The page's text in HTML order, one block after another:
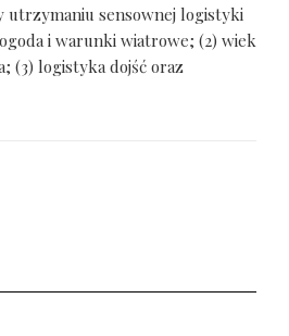
utrzymaniu sensownej logistyki
i warunki wiatrowe; (2) wiek
(3) logistyka dojść oraz